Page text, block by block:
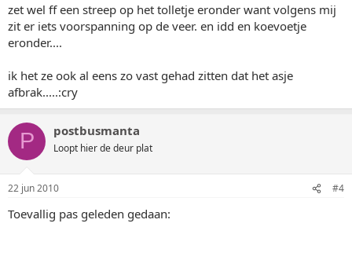
zet wel ff een streep op het tolletje eronder want volgens mij
zit er iets voorspanning op de veer. en idd en koevoetje
eronder....
ik het ze ook al eens zo vast gehad zitten dat het asje
afbrak.....:cry
P postbusmanta
Loopt hier de deur plat
22 jun 2010 #4
Toevallig pas geleden gedaan: